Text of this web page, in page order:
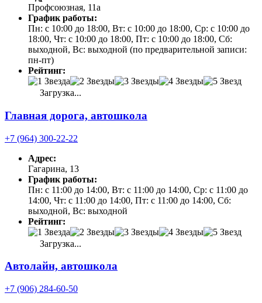
Профсоюзная, 11а
График работы:
Пн: с 10:00 до 18:00, Вт: с 10:00 до 18:00, Ср: с 10:00 до
18:00, Чт: с 10:00 до 18:00, Пт: с 10:00 до 18:00, Сб:
выходной, Вс: выходной (по предварительной записи:
пн-пт)
Рейтинг:
Загрузка...
Главная дорога, автошкола
+7 (964) 300-22-22
Адрес:
Гагарина, 13
График работы:
Пн: с 11:00 до 14:00, Вт: с 11:00 до 14:00, Ср: с 11:00 до
14:00, Чт: с 11:00 до 14:00, Пт: с 11:00 до 14:00, Сб:
выходной, Вс: выходной
Рейтинг:
Загрузка...
Автолайн, автошкола
+7 (906) 284-60-50